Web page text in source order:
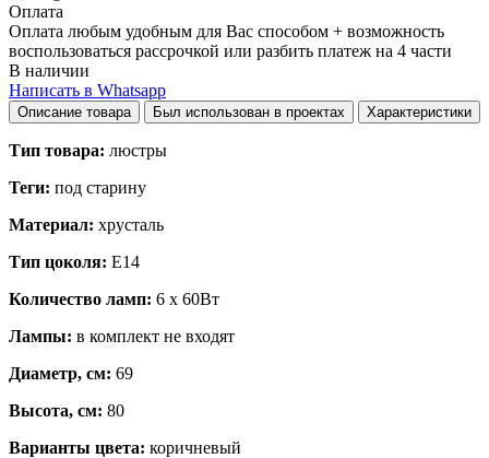
Оплата
Оплата любым удобным для Вас способом + возможность
воспользоваться рассрочкой или разбить платеж на 4 части
В наличии
Написать в Whatsapp
Описание товара Был использован в проектах Характеристики
Тип товара: люстры
Теги: под старину
Материал: хрусталь
Тип цоколя: E14
Количество ламп: 6 х 60Вт
Лампы: в комплект не входят
Диаметр, см: 69
Высота, см: 80
Варианты цвета: коричневый